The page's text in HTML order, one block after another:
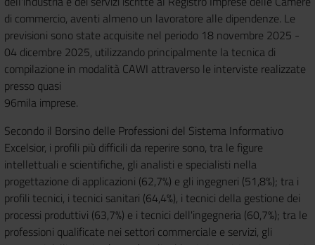
di commercio, aventi almeno un lavoratore alle dipendenze. Le
previsioni sono state acquisite nel periodo 18 novembre 2025 -
04 dicembre 2025, utilizzando principalmente la tecnica di
compilazione in modalità CAWI attraverso le interviste realizzate
presso quasi
96mila imprese.
Secondo il Borsino delle Professioni del Sistema Informativo
Excelsior, i profili più difficili da reperire sono, tra le figure
intellettuali e scientifiche, gli analisti e specialisti nella
progettazione di applicazioni (62,7%) e gli ingegneri (51,8%); tra i
profili tecnici, i tecnici sanitari (64,4%), i tecnici della gestione dei
processi produttivi (63,7%) e i tecnici dell'ingegneria (60,7%); tra le
professioni qualificate nei settori commerciale e servizi, gli